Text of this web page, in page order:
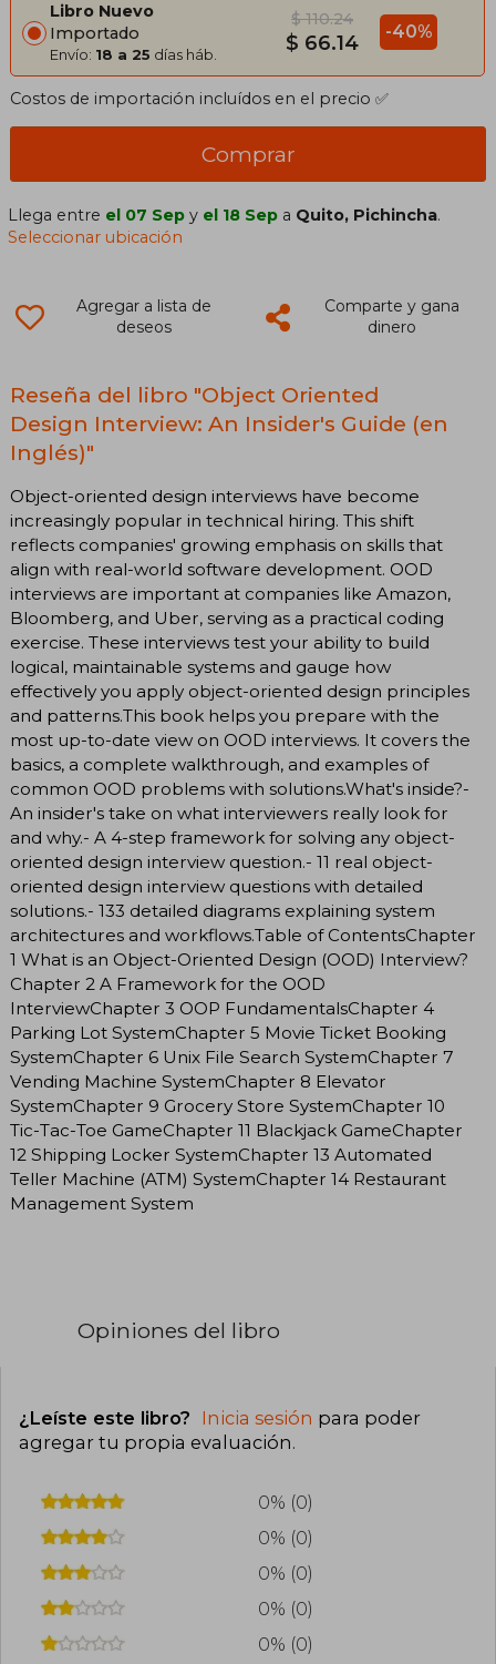
Libro Nuevo
Importado
Envío: 18 a 25 días háb.
$ 110.24
$ 66.14 -40%
Costos de importación incluídos en el precio ✅
Comprar
Llega entre el 07 Sep y el 18 Sep a Quito, Pichincha.
Seleccionar ubicación
Agregar a lista de
deseos
Comparte y gana
dinero
Reseña del libro "Object Oriented
Design Interview: An Insider's Guide (en
Inglés)"
Object-oriented design interviews have become
increasingly popular in technical hiring. This shift
reflects companies' growing emphasis on skills that
align with real-world software development. OOD
interviews are important at companies like Amazon,
Bloomberg, and Uber, serving as a practical coding
exercise. These interviews test your ability to build
logical, maintainable systems and gauge how
effectively you apply object-oriented design principles
and patterns.This book helps you prepare with the
most up-to-date view on OOD interviews. It covers the
basics, a complete walkthrough, and examples of
common OOD problems with solutions.What's inside?-
An insider's take on what interviewers really look for
and why.- A 4-step framework for solving any object-
oriented design interview question.- 11 real object-
oriented design interview questions with detailed
solutions.- 133 detailed diagrams explaining system
architectures and workflows.Table of ContentsChapter
1 What is an Object-Oriented Design (OOD) Interview?
Chapter 2 A Framework for the OOD
InterviewChapter 3 OOP FundamentalsChapter 4
Parking Lot SystemChapter 5 Movie Ticket Booking
SystemChapter 6 Unix File Search SystemChapter 7
Vending Machine SystemChapter 8 Elevator
SystemChapter 9 Grocery Store SystemChapter 10
Tic-Tac-Toe GameChapter 11 Blackjack GameChapter
12 Shipping Locker SystemChapter 13 Automated
Teller Machine (ATM) SystemChapter 14 Restaurant
Management System
Opiniones del libro
¿Leíste este libro? Inicia sesión para poder
agregar tu propia evaluación.
0% (0)
0% (0)
0% (0)
0% (0)
0% (0)